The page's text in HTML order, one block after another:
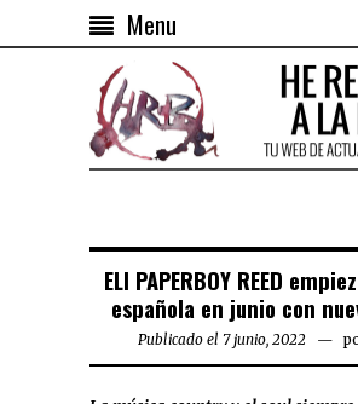
Menu
ELI PAPERBOY REED
española en junio con
Publicado el 7 junio, 2022